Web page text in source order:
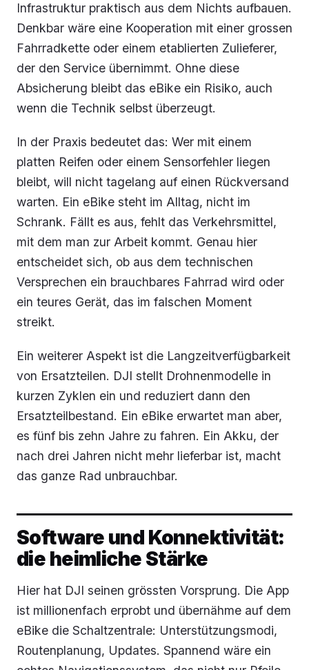
Infrastruktur praktisch aus dem Nichts aufbauen.
Denkbar wäre eine Kooperation mit einer grossen
Fahrradkette oder einem etablierten Zulieferer,
der den Service übernimmt. Ohne diese
Absicherung bleibt das eBike ein Risiko, auch
wenn die Technik selbst überzeugt.
In der Praxis bedeutet das: Wer mit einem
platten Reifen oder einem Sensorfehler liegen
bleibt, will nicht tagelang auf einen Rückversand
warten. Ein eBike steht im Alltag, nicht im
Schrank. Fällt es aus, fehlt das Verkehrsmittel,
mit dem man zur Arbeit kommt. Genau hier
entscheidet sich, ob aus dem technischen
Versprechen ein brauchbares Fahrrad wird oder
ein teures Gerät, das im falschen Moment
streikt.
Ein weiterer Aspekt ist die Langzeitverfügbarkeit
von Ersatzteilen. DJI stellt Drohnenmodelle in
kurzen Zyklen ein und reduziert dann den
Ersatzteilbestand. Ein eBike erwartet man aber,
es fünf bis zehn Jahre zu fahren. Ein Akku, der
nach drei Jahren nicht mehr lieferbar ist, macht
das ganze Rad unbrauchbar.
Software und Konnektivität:
die heimliche Stärke
Hier hat DJI seinen grössten Vorsprung. Die App
ist millionenfach erprobt und übernähme auf dem
eBike die Schaltzentrale: Unterstützungsmodi,
Routenplanung, Updates. Spannend wäre ein